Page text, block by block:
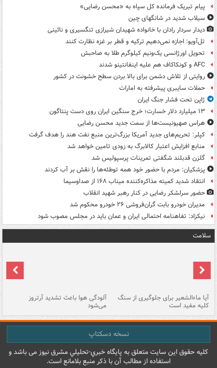
پیام تبریک فرمانده کل سپاه به «محسن رضایی»
سیلاب شدید در شانگهای چین
دیدار سردار رادان با خانواده‌ شهیدان شیرازی تنگسیری و نائینی
تل‌آویو: اجازه نمی‌دهیم ترکیه و قطر بر غزه نظارت کنند
تحویل اورژانسی یک‌ونیم کیلوگرم طلا به صاحبش
AFC و کونکاکاف هم علیه اینفانتینو شدند
روایتی از تلاش دشمن برای بالا بردن سطح خشونت در کشور
حملات سایبری پیشرفته به امارات
ژاپن تحت فشار جنگ ایران
۱۳ میلیارد دلار خسارت؛ خرج سنگین ایران روی دست پنتاگون
هراس صهیونیست‌ها از سمت جدید محسن رضایی
کپلر: تحریم‌های جدید آمریکا بزرگ‌ترین منبع نفت هند را هدف گرفت
منابع افزایش اعتبار کالابرگ به زودی تامین خواهد شد
گلزن قدبلند شگفتی تمرینات پرسپولیس شد
پزشکیان: مردم با حضور خود همه توطئه‌ها را نقش بر آب کردند
انتقاد شدید کمیته مذاکره‌کننده میناب ۱۶۸ از صداوسیما
حضور سرلشکر رضایی در کنار رهبر شهید انقلاب
مدیران خودرو بابت گران‌فروشی ۲۶ خودرو محکوم شد
نیکزاد: تفاهنامه احتمالی ایران و عمان باید در مجلس مصوب شود
سلامت
آیا ماءالشعیر برای جلوگیری از سنگ
کلیه مفید است
آلودگی هوا باعث تشدید آرتروز
می‌شود
نسخه دسکتاپ
کليه حقوق اين سايت متعلق به پایگاه خبري-تحليلي مشرق نيوز می باشد و
استفاده از مطالب آن با ذکر منبع بلامانع است.